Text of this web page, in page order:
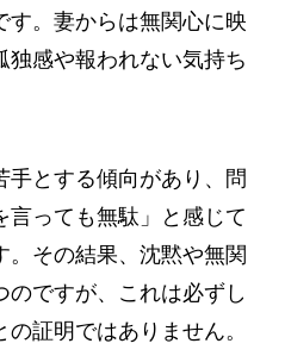
す。妻からは無関心に映
独感や報われない気持ち
手とする傾向があり、問
言っても無駄」と感じて
。その結果、沈黙や無関
ですが、これは必ずし
証明ではありません。